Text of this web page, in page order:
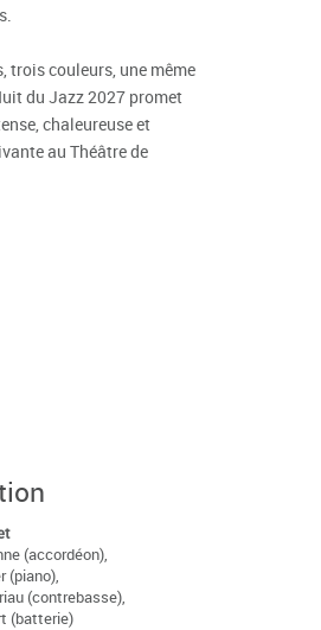
trois couleurs, une même
du Jazz 2027 promet
chaleureuse et
au Théâtre de
(accordéon),
(piano),
(contrebasse),
(batterie)